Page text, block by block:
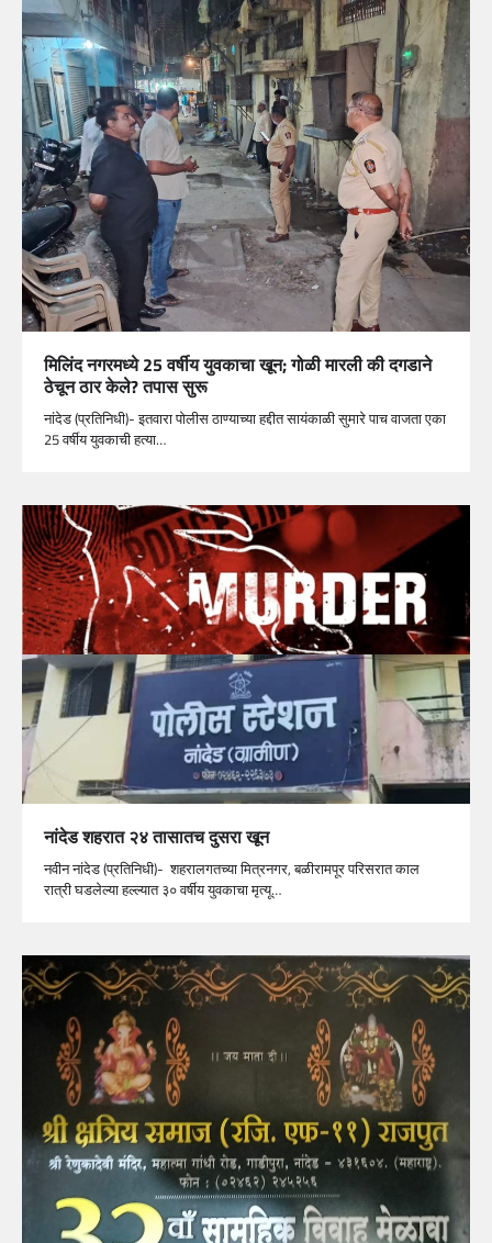
मिलिंद नगरमध्ये 25 वर्षीय युवकाचा खून; गोळी मारली की दगडाने
ठेचून ठार केले? तपास सुरू
नांदेड (प्रतिनिधी)- इतवारा पोलीस ठाण्याच्या हद्दीत सायंकाळी सुमारे पाच वाजता एका
25 वर्षीय युवकाची हत्या…
नांदेड शहरात २४ तासातच दुसरा खून
नवीन नांदेड (प्रतिनिधी)- शहरालगतच्या मित्रनगर, बळीरामपूर परिसरात काल
रात्री घडलेल्या हल्ल्यात ३० वर्षीय युवकाचा मृत्यू…